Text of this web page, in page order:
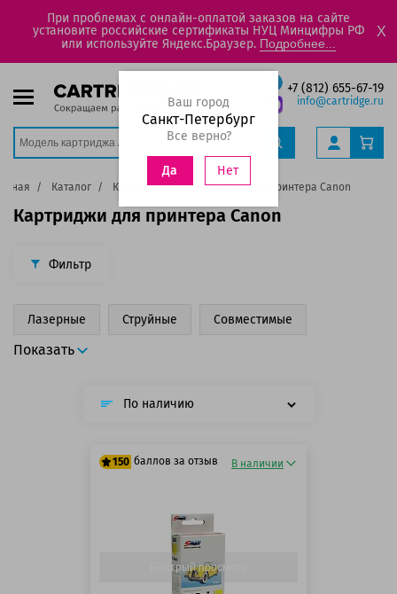
При проблемах с онлайн-оплатой заказов на сайте
установите российские сертификаты НУЦ Минцифры РФ
или используйте Яндекс.Браузер. Подробнее...
X
+7 (812) 655-67-19
info@cartridge.ru
Ваш город
Санкт-Петербург
Все верно?
Да Нет
Каталог Картриджи Картриджи для принтера Canon
Картриджи для принтера Canon
Фильтр
Лазерные Струйные Совместимые
Черные
Показать
По наличию
150 баллов за отзыв
150 баллов
В наличии
Быстрый просмотр